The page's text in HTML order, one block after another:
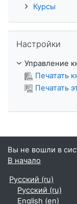
Курсы
Настройки
Управление
Печатать
Печатать
Вы не вошли в
В начало
Русский ‎(ru)‎
Русский ‎(ru)‎
English ‎(en)‎